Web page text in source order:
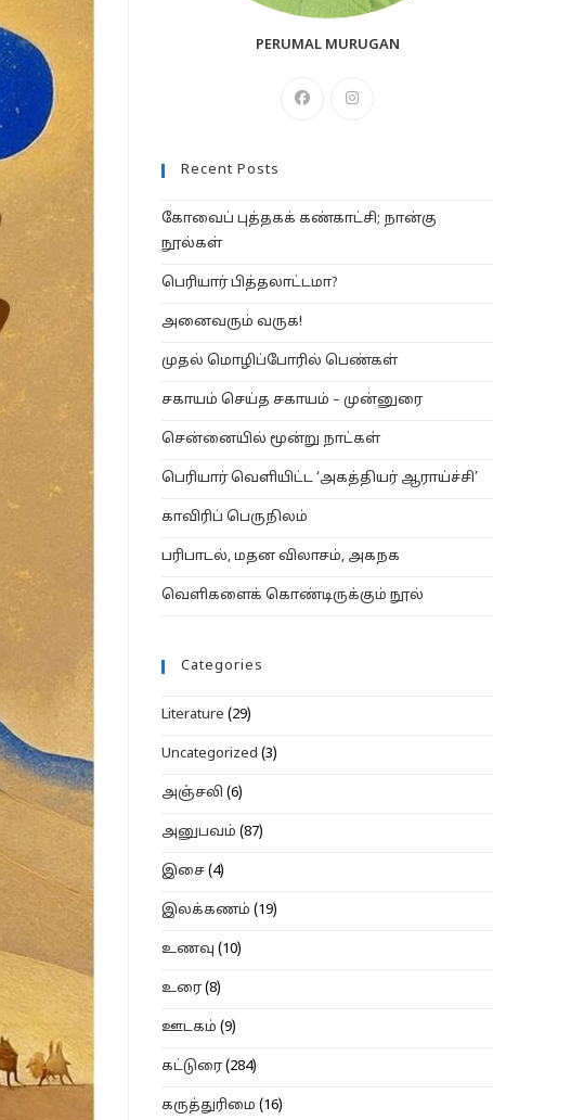
PERUMAL MURUGAN
Opens
Recent Posts
கோவைப் புத்தகக் கண்காட்சி; நான்கு
நூல்கள்
பெரியார் பித்தலாட்டமா?
அனைவரும் வருக!
முதல் மொழிப்போரில் பெண்கள்
சகாயம் செய்த சகாயம் – முன்னுரை
சென்னையில் மூன்று நாட்கள்
பெரியார் வெளியிட்ட ‘அகத்தியர் ஆராய்ச்சி’
காவிரிப் பெருநிலம்
பரிபாடல், மதன விலாசம், அகநக
வெளிகளைக் கொண்டிருக்கும் நூல்
Categories
Literature (29)
Uncategorized (3)
அஞ்சலி (6)
அனுபவம் (87)
இசை(4)
இலக்கணம் (19)
உணவு (10)
உரை(8)
ஊடகம் (9)
கட்டுரை(284)
கருத்துரிமை (16)